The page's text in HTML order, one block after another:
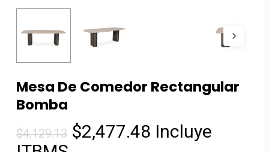
Mesa De Comedor Rectangular
Bomba
$4,129.13 El
$2,477.48ElIncluye